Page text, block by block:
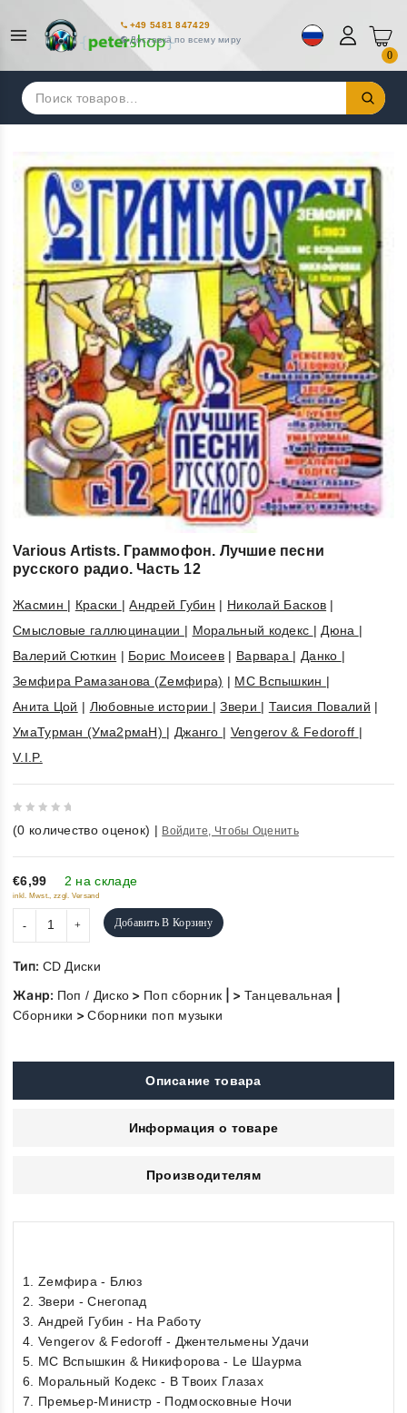
+49 5481 847429
Доставка по всему миру
0
Искать:
Various Artists. Граммофон. Лучшие песни
русского радио. Часть 12
Жасмин | Краски |Андрей Губин | Николай Басков |
Смысловые галлюцинации | Моральный кодекс | Дюна |
Валерий Сюткин | Борис Моисеев | Варвара | Данко |
Земфира Рамазанова (Zемфира) | МС Вспышкин |
Анита Цой | Любовные истории |Звери | Таисия Повалий |
УмаТурман (Ума2рмаН) | Джанго | Vengerov & Fedoroff |
V.I.P.
out
of
5
(0 количество оценок) | Войдите, Чтобы Оценить
€6,99 2 на складе
inkl. Mwst., zzgl. Versand
Добавить В Корзину
Тип: CD Диски
Жанр: Поп / Диско > Поп сборник | > Танцевальная
Сборники >Сборники поп музыки
Описание товара
Информация о товаре
Производителям
1. Zемфира - Блюз
2. Звери - Снегопад
3. Андрей Губин - На Работу
4. Vengerov & Fedoroff - Джентельмены Удачи
5. МC Вспышкин & Никифорова - Le Шаурма
6. Моральный Кодекс - В Твоих Глазах
7. Премьер-Министр - Подмосковные Ночи